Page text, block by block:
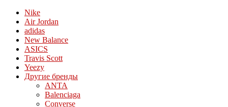
Nike
Air Jordan
adidas
New Balance
ASICS
Travis Scott
Yeezy
Другие бренды
ANTA
Balenciaga
Converse